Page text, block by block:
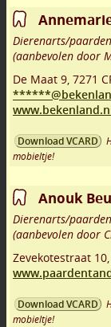
Dierenarts/
(aanbevolen door
De Maat 9 7271
Download VCARD
mobieltje!
Anouk
Dierenarts/
(aanbevolen door
Zevekotestraat 10
Download VCARD
mobieltje!